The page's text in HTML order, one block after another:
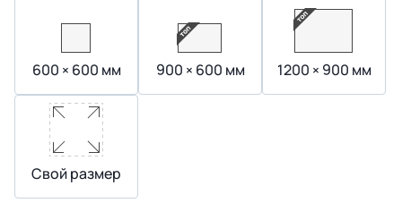
600 × 600 мм 900 × 600 мм 1200 × 900 мм
Свой размер